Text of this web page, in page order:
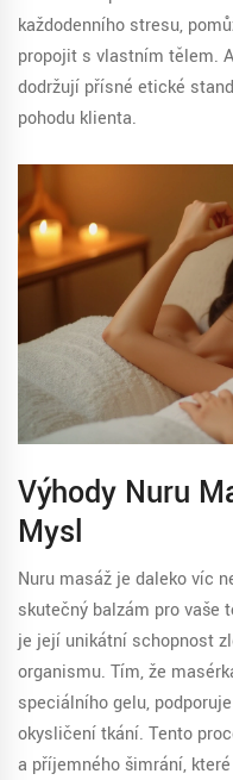
každodenního stresu,
propojit s vlastním tělem.
dodržují přísné etické
pohodu klienta.
Výhody Nuru
Mysl
Nuru masáž je daleko víc
skutečný balzám pro vaše
je její unikátní schopnost
organismu. Tím, že
speciálního gelu,
okysličení tkání. Tento
a příjemného šimrání,